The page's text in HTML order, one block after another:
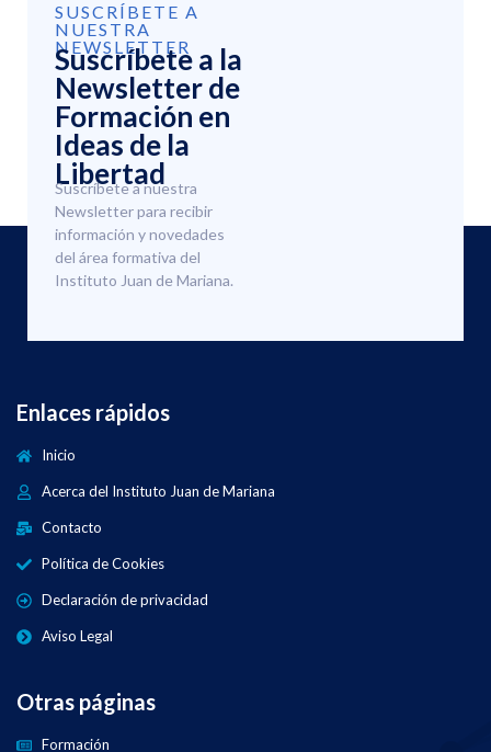
SUSCRÍBETE A
NUESTRA
NEWSLETTER
Suscríbete a la
Newsletter de
Formación en
Ideas de la
Libertad
Suscríbete a nuestra
Newsletter para recibir
información y novedades
del área formativa del
Instituto Juan de Mariana.
Enlaces rápidos
Inicio
Acerca del Instituto Juan de Mariana
Contacto
Política de Cookies
Declaración de privacidad
Aviso Legal
Otras páginas
Formación